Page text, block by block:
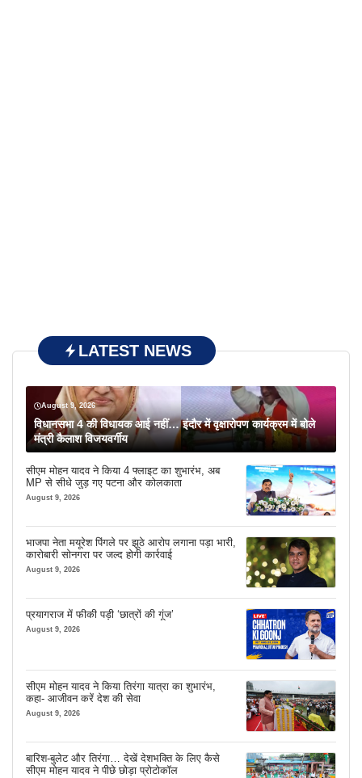
LATEST NEWS
August 9, 2026
विधानसभा 4 की विधायक आई नहीं… इंदौर में वृक्षारोपण कार्यक्रम में बोले
मंत्री कैलाश विजयवर्गीय
सीएम मोहन यादव ने किया 4 फ्लाइट का शुभारंभ, अब
MP से सीधे जुड़ गए पटना और कोलकाता
August 9, 2026
भाजपा नेता मयूरेश पिंगले पर झूठे आरोप लगाना पड़ा भारी,
कारोबारी सोनगरा पर जल्द होगी कार्रवाई
August 9, 2026
प्रयागराज में फीकी पड़ी ‘छात्रों की गूंज’
August 9, 2026
सीएम मोहन यादव ने किया तिरंगा यात्रा का शुभारंभ,
कहा- आजीवन करें देश की सेवा
August 9, 2026
बारिश-बुलेट और तिरंगा… देखें देशभक्ति के लिए कैसे
सीएम मोहन यादव ने पीछे छोड़ा प्रोटोकॉल